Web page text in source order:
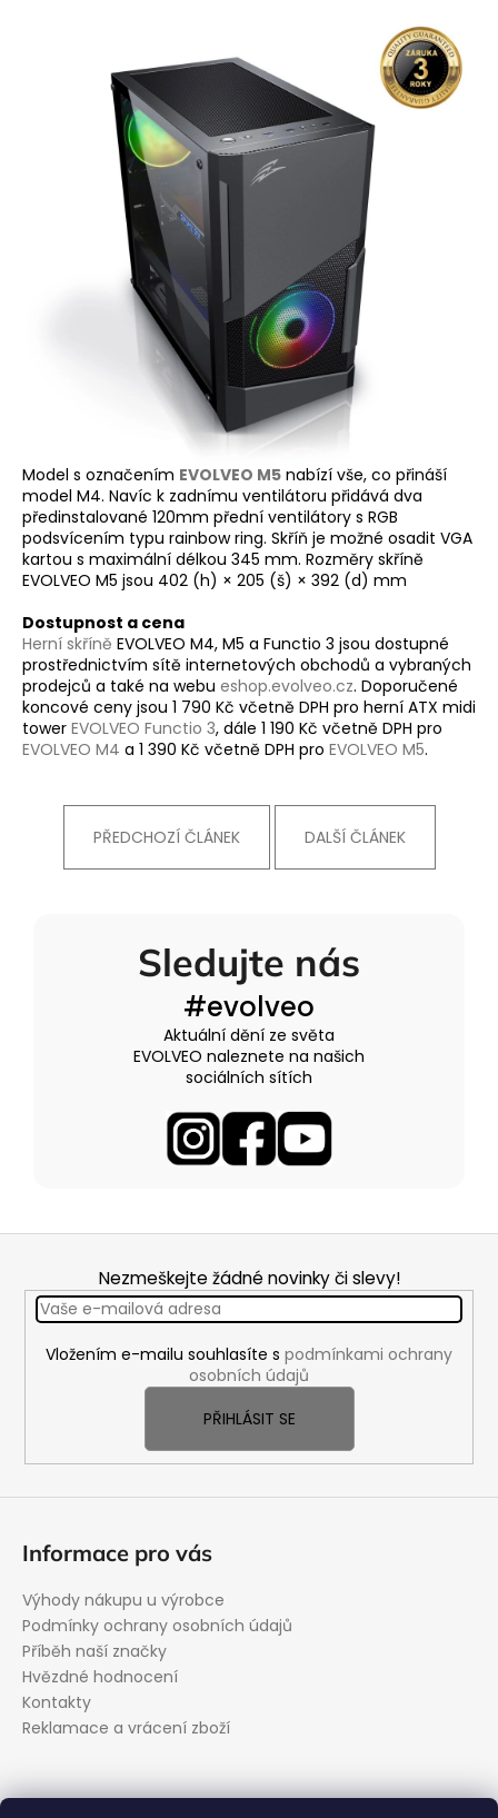
Model s označením EVOLVEO M5 nabízí vše, co přináší
model M4. Navíc k zadnímu ventilátoru přidává dva
předinstalované 120mm přední ventilátory s RGB
podsvícením typu rainbow ring. Skříň je možné osadit VGA
kartou s maximální délkou 345 mm. Rozměry skříně
EVOLVEO M5 jsou 402 (h) × 205 (š) × 392 (d) mm
Dostupnost a cena
Herní skříně EVOLVEO M4, M5 a Functio 3 jsou dostupné
prostřednictvím sítě internetových obchodů a vybraných
prodejců a také na webu eshop.evolveo.cz. Doporučené
koncové ceny jsou 1 790 Kč včetně DPH pro herní ATX midi
tower EVOLVEO Functio 3, dále 1 190 Kč včetně DPH pro
EVOLVEO M4 a 1 390 Kč včetně DPH pro EVOLVEO M5.
PŘEDCHOZÍ ČLÁNEK DALŠÍ ČLÁNEK
Sledujte nás
#evolveo
Aktuální dění ze světa
EVOLVEO naleznete na našich
sociálních sítích
Nezmeškejte žádné novinky či slevy!
Vložením e-mailu souhlasíte s podmínkami ochrany
osobních údajů
PŘIHLÁSIT SE
Informace pro vás
Výhody nákupu u výrobce
Podmínky ochrany osobních údajů
Příběh naší značky
Hvězdné hodnocení
Kontakty
Reklamace a vrácení zboží